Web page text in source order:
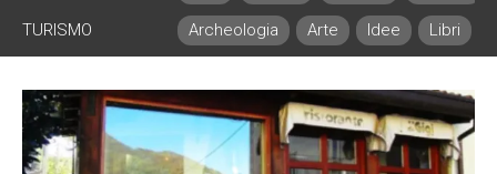
TURISMO Archeologia Arte Idee Libri